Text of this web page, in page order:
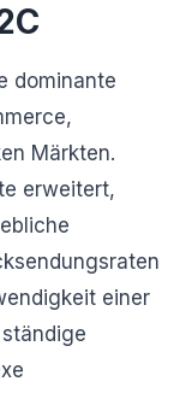
dominante
Märkten.
erweitert,
einer